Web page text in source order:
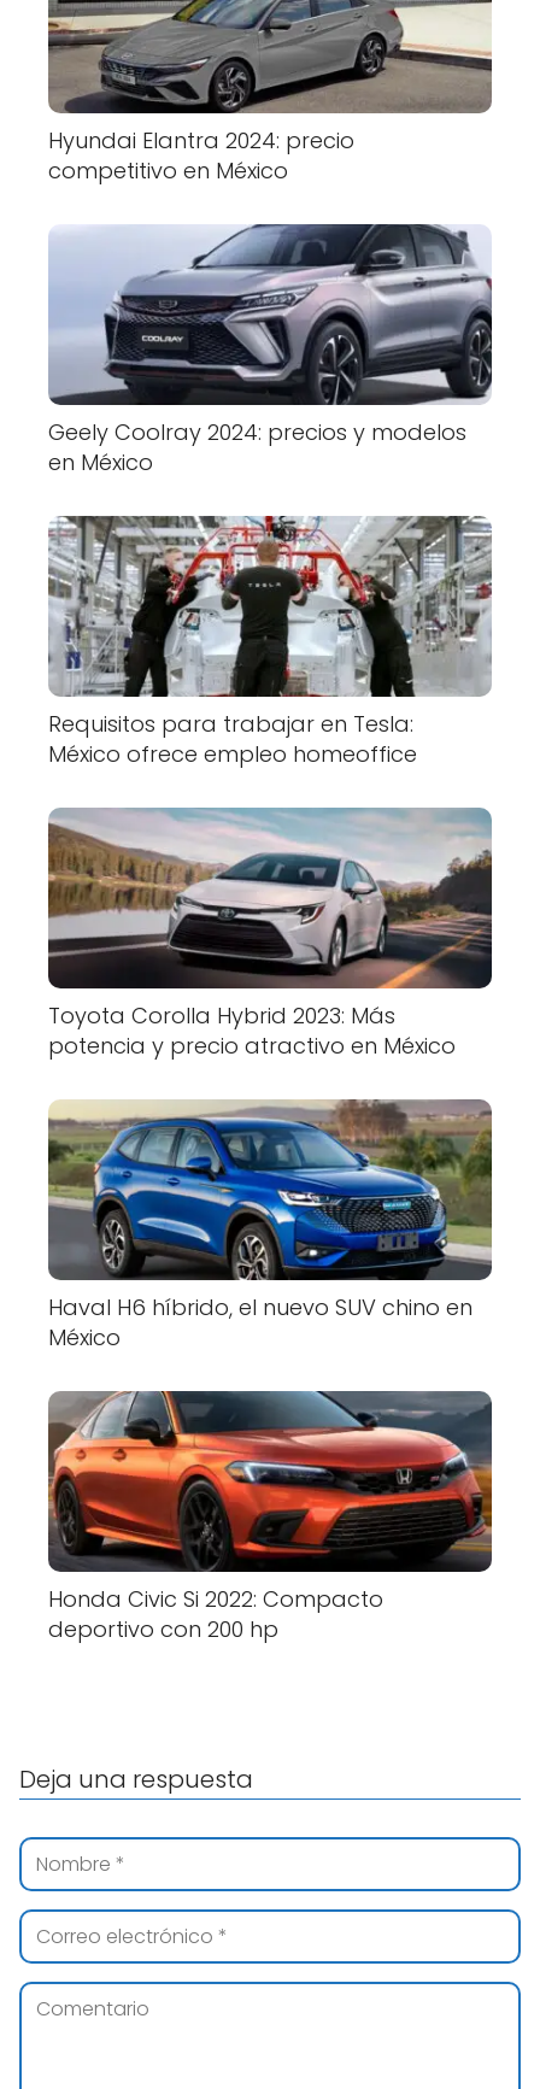
Hyundai Elantra 2024: precio
competitivo en México
Geely Coolray 2024: precios y modelos
en México
Requisitos para trabajar en Tesla:
México ofrece empleo homeoffice
Toyota Corolla Hybrid 2023: Más
potencia y precio atractivo en México
Haval H6 híbrido, el nuevo SUV chino en
México
Honda Civic Si 2022: Compacto
deportivo con 200 hp
Deja una respuesta